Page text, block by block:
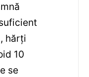
hărți
10
se